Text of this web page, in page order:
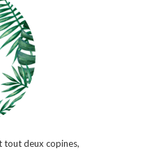
tout deux copines,